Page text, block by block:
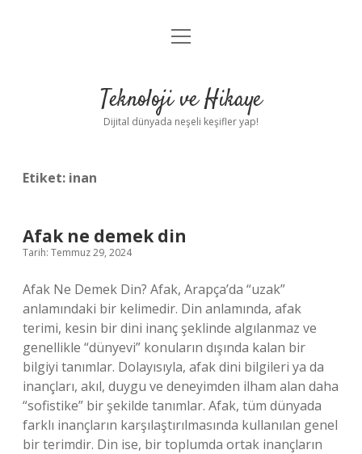
Anasayfa
Yasal Uyarı
menüyü
Teknoloji ve Hikaye
Dijital dünyada neşeli keşifler yap!
Etiket: inan
Afak ne demek din
Tarih: Temmuz 29, 2024
Afak Ne Demek Din? Afak, Arapça’da “uzak”
anlamındaki bir kelimedir. Din anlamında, afak
terimi, kesin bir dini inanç şeklinde algılanmaz ve
genellikle “dünyevi” konuların dışında kalan bir
bilgiyi tanımlar. Dolayısıyla, afak dini bilgileri ya da
inançları, akıl, duygu ve deneyimden ilham alan daha
“sofistike” bir şekilde tanımlar. Afak, tüm dünyada
farklı inançların karşılaştırılmasında kullanılan genel
bir terimdir. Din ise, bir toplumda ortak inançların